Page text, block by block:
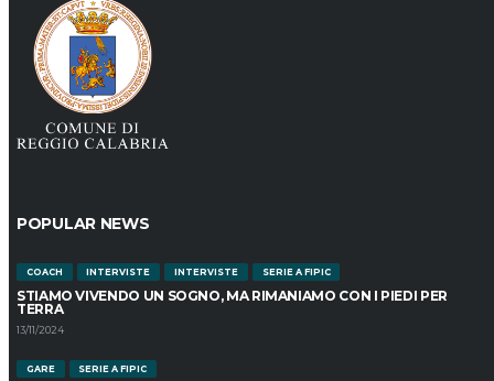
POPULAR NEWS
COACH INTERVISTE INTERVISTE SERIE A FIPIC
STIAMO VIVENDO UN SOGNO, MA RIMANIAMO CON I PIEDI PER
TERRA
13/11/2024
GARE SERIE A FIPIC